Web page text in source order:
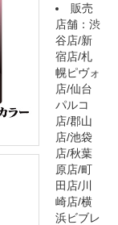
販売
店舗：渋
谷店/新
宿店/札
幌ピヴォ
店/仙台
パルコ
店/郡山
店/池袋
店/秋葉
原店/町
田店/川
崎店/横
浜ビブレ